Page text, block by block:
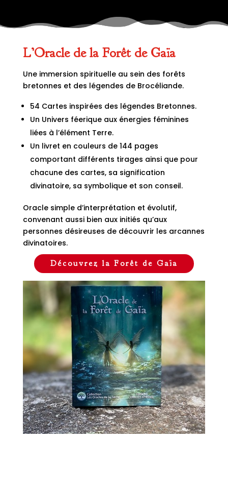
L’Oracle de la Forêt de Gaïa
Une immersion spirituelle au sein des forêts
bretonnes et des légendes de Brocéliande.
54 Cartes inspirées des légendes Bretonnes.
Un Univers féerique aux énergies féminines
liées à l’élément Terre.
Un livret en couleurs de 144 pages
comportant différents tirages ainsi que pour
chacune des cartes, sa signification
divinatoire, sa symbolique et son conseil.
Oracle simple d’interprétation et évolutif,
convenant aussi bien aux initiés qu’aux
personnes désireuses de découvrir les arcannes
divinatoires.
Découvrez la Forêt de Gaïa